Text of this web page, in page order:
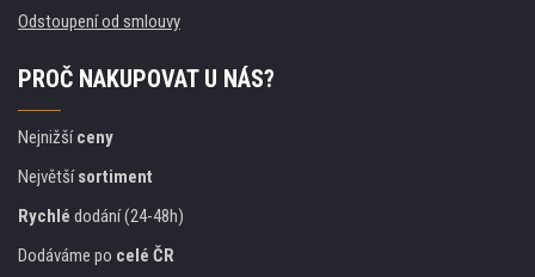
Odstoupení od smlouvy
PROČ NAKUPOVAT U NÁS?
Nejnižšíceny
Největšísortiment
Rychlé dodání (24-48h)
Dodáváme po celé ČR